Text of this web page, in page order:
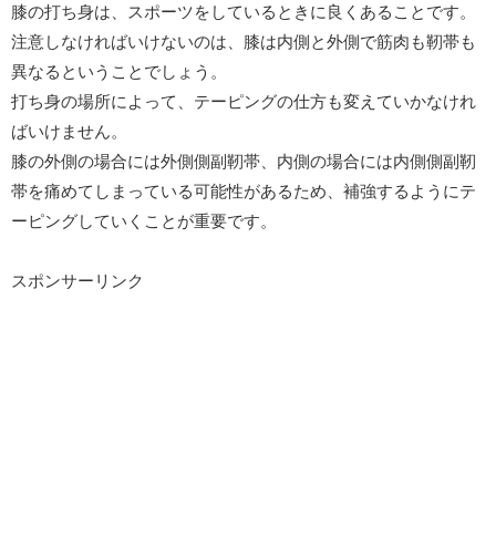
膝の打ち身は、スポーツをしているときに良くあることです。
注意しなければいけないのは、膝は内側と外側で筋肉も靭帯も
異なるということでしょう。
打ち身の場所によって、テーピングの仕方も変えていかなけれ
ばいけません。
膝の外側の場合には外側側副靭帯、内側の場合には内側側副靭
帯を痛めてしまっている可能性があるため、補強するようにテ
ーピングしていくことが重要です。
スポンサーリンク